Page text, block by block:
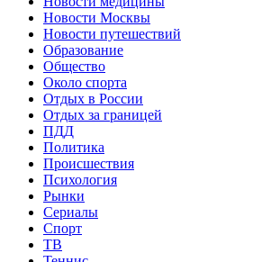
Новости Москвы
Новости путешествий
Образование
Общество
Около спорта
Отдых в России
Отдых за границей
ПДД
Политика
Происшествия
Психология
Рынки
Сериалы
Спорт
ТВ